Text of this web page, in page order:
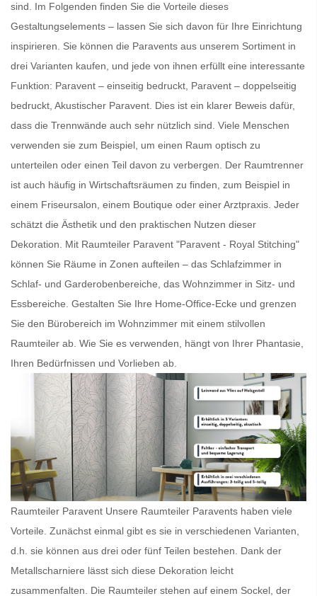
sind. Im Folgenden finden Sie die Vorteile dieses
Gestaltungselements – lassen Sie sich davon für Ihre Einrichtung
inspirieren. Sie können die Paravents aus unserem Sortiment in
drei Varianten kaufen, und jede von ihnen erfüllt eine interessante
Funktion: Paravent – einseitig bedruckt, Paravent – doppelseitig
bedruckt, Akustischer Paravent. Dies ist ein klarer Beweis dafür,
dass die Trennwände auch sehr nützlich sind. Viele Menschen
verwenden sie zum Beispiel, um einen Raum optisch zu
unterteilen oder einen Teil davon zu verbergen. Der Raumtrenner
ist auch häufig in Wirtschaftsräumen zu finden, zum Beispiel in
einem Friseursalon, einem Boutique oder einer Arztpraxis. Jeder
schätzt die Ästhetik und den praktischen Nutzen dieser
Dekoration. Mit Raumteiler Paravent "Paravent - Royal Stitching"
können Sie Räume in Zonen aufteilen – das Schlafzimmer in
Schlaf- und Garderobenbereiche, das Wohnzimmer in Sitz- und
Essbereiche. Gestalten Sie Ihre Home-Office-Ecke und grenzen
Sie den Bürobereich im Wohnzimmer mit einem stilvollen
Raumteiler ab. Wie Sie es verwenden, hängt von Ihrer Phantasie,
Ihren Bedürfnissen und Vorlieben ab.
Raumteiler Paravent Unsere Raumteiler Paravents haben viele
Vorteile. Zunächst einmal gibt es sie in verschiedenen Varianten,
d.h. sie können aus drei oder fünf Teilen bestehen. Dank der
Metallscharniere lässt sich diese Dekoration leicht
zusammenfalten. Die Raumteiler stehen auf einem Sockel, der